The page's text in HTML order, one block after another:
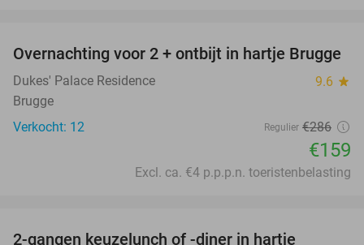
44%
Overnachting voor 2 + ontbijt in hartje Brugge
Dukes' Palace Residence 9.6 star
Brugge
Verkocht: 12
Regulier €286
€159
Excl. ca. €4 p.p.p.n. toeristenbelasting
2-gangen keuzelunch of -diner in hartje